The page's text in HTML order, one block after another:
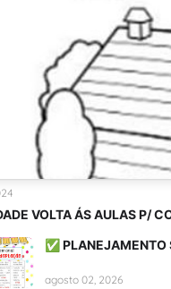
VOLTA ÁS AULAS P/
✅ PLANEJAMENTO
agosto 02, 2026